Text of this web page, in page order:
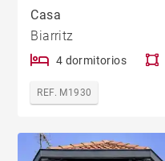
Casa
Biarritz
4 dormitorios
REF. M1930